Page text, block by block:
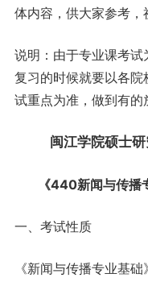
体内容，供大家参考，
说明：由于专业课考
复习的时候就要以各
试重点为准，做到有的
闽江学院硕士
《440新闻与传播
一、考试性质
《新闻与传播专业基